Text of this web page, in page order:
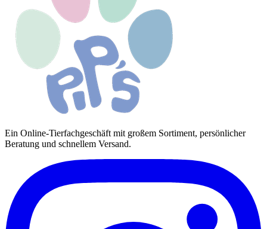
Ein Online-Tierfachgeschäft mit großem Sortiment, persönlicher
Beratung und schnellem Versand.